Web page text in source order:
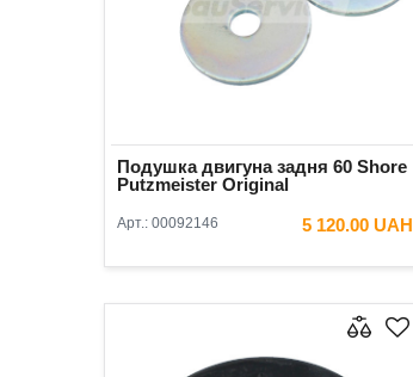
Подушка двигуна задня 60 Shore
Putzmeister Original
Арт.: 00092146 5 120.00 UAH
В КОШИК